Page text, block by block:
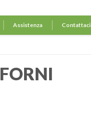
Assistenza Contattaci
FORNI